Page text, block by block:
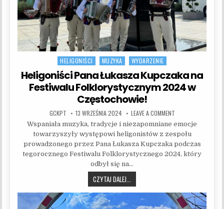
Posted in
HELIGONIŚCI MUZYKA WYDARZENIE
Heligoniści Pana Łukasza Kupczaka na
Festiwalu Folklorystycznym 2024 w
Częstochowie!
AUTHOR:
GCKPT PUBLISHED DATE:
13 WRZEŚNIA 2024 LEAVE A COMMENTON HELIGONIŚCI
Wspaniała muzyka, tradycje i niezapomniane emocje
towarzyszyły występowi heligonistów z zespołu
prowadzonego przez Pana Łukasza Kupczaka podczas
tegorocznego Festiwalu Folklorystycznego 2024, który
odbył się na…
CZYTAJ DALEJ...